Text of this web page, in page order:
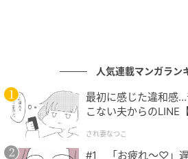
介しています
※本クイズは、All About ニュース
したものです
人気連載マンガラン
最初に感じた違和感
こない夫からのLINE
され妻なつこ
#1 「お疲れ〜♡」遅